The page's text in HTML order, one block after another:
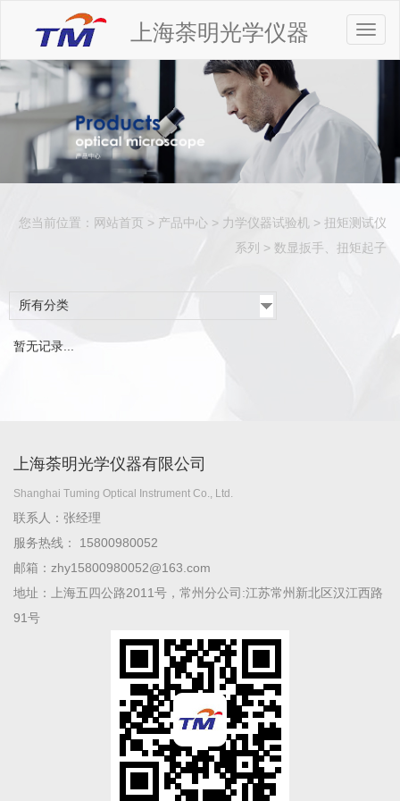
上海荼明光学仪器
您当前位置： 网站首页 > 产品中心 > 力学仪器试验机 > 扭矩测试仪
系列 > 数显扳手、扭矩起子
所有分类
暂无记录...
上海荼明光学仪器有限公司
Shanghai Tuming Optical Instrument Co., Ltd.
联系人：张经理
服务热线： 15800980052
邮箱：zhy15800980052@163.com
地址：上海五四公路2011号，常州分公司:江苏常州新北区汉江西路
91号